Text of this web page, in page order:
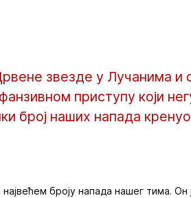
звезде у Лучанима и
приступу који
број наших напада
броју напада нашег тима. Он